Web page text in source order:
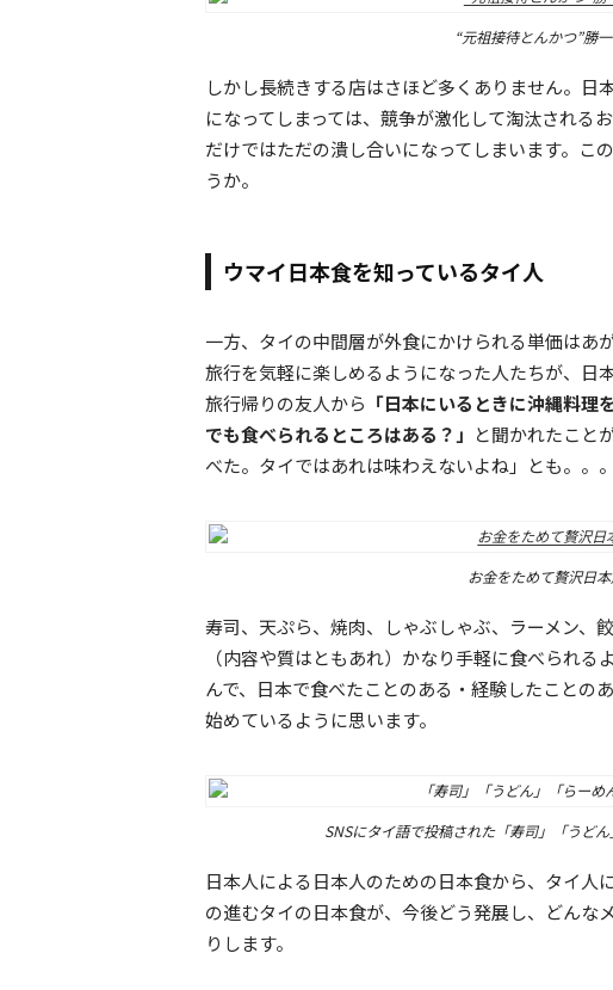
“元祖接待とんかつ”勝
しかし長続きする店はさほど多くありません。日
になってしまっては、競争が激化して淘汰される
だけではただの潰し合いになってしまいます。こ
うか。
ウマイ日本食を知っているタイ人
一方、タイの中間層が外食にかけられる単価はあ
旅行を気軽に楽しめるようになった人たちが、日
旅行帰りの友人から 「日本にいるときに沖縄料理
でも食べられるところはある？」 と聞かれたこと
べた。タイではあれは味わえないよね」とも。。。
お金をためて贅沢日
寿司、天ぷら、焼肉、しゃぶしゃぶ、ラーメン、
（内容や質はともあれ）かなり手軽に食べられ
んで、日本で食べたことのある・経験したことの
始めているように思います。
SNSにタイ語で投稿された「寿司」「うど
日本人による日本人のための日本食から、タイ人
の進むタイの日本食が、今後どう発展し、どんな
りします。